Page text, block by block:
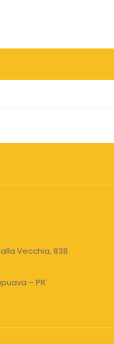
Vecchia, 838
– PR